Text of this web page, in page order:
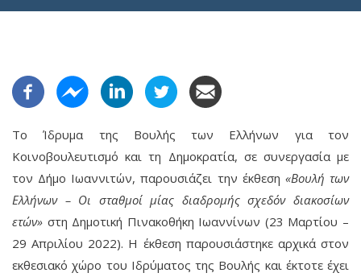
Το Ίδρυμα της Βουλής των Ελλήνων για τον
Κοινοβουλευτισμό και τη Δημοκρατία, σε συνεργασία με
τον Δήμο Ιωαννιτών, παρουσιάζει την έκθεση «Βουλή των
Ελλήνων – Οι σταθμοί μίας διαδρομής σχεδόν διακοσίων
ετών» στη Δημοτική Πινακοθήκη Ιωαννίνων (23 Μαρτίου –
29 Απριλίου 2022). Η έκθεση παρουσιάστηκε αρχικά στον
εκθεσιακό χώρο του Ιδρύματος της Βουλής και έκτοτε έχει